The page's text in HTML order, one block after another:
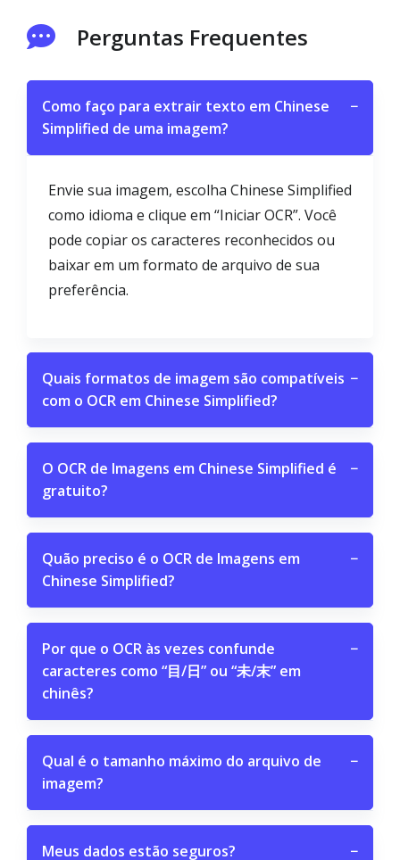
Perguntas Frequentes
Como faço para extrair texto em Chinese
Simplified de uma imagem?
−
Envie sua imagem, escolha Chinese Simplified
como idioma e clique em “Iniciar OCR”. Você
pode copiar os caracteres reconhecidos ou
baixar em um formato de arquivo de sua
preferência.
Quais formatos de imagem são compatíveis
com o OCR em Chinese Simplified?
−
O OCR de Imagens em Chinese Simplified é
gratuito?
−
Quão preciso é o OCR de Imagens em
Chinese Simplified?
−
Por que o OCR às vezes confunde
caracteres como “目/日” ou “未/末” em
chinês?
−
Qual é o tamanho máximo do arquivo de
imagem?
−
Meus dados estão seguros? −